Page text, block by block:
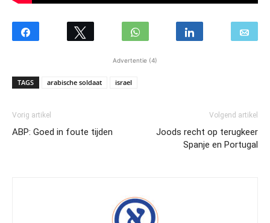
Advertentie (4)
TAGS arabische soldaat israel
Vorig artikel
ABP: Goed in foute tijden
Volgend artikel
Joods recht op terugkeer
Spanje en Portugal